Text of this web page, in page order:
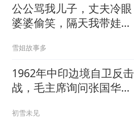
公公骂我儿子，丈夫冷眼
婆婆偷笑，隔天我带娃改
雪姐故事多
1962年中印边境自卫反击
战，毛主席询问张国华能
初雪未见